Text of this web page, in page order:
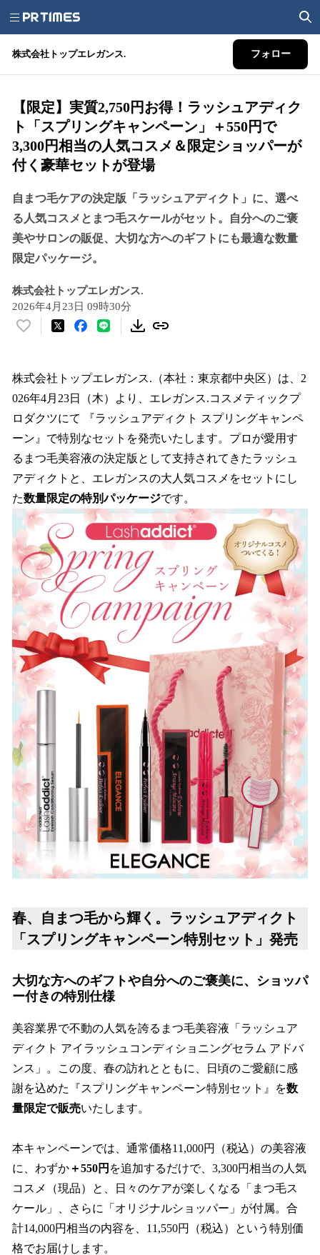
株式会社トップエレガンス. フォロー
【限定】実質2,750円お得！ラッシュアディク
ト「スプリングキャンペーン」＋550円で
3,300円相当の人気コスメ＆限定ショッパーが
付く豪華セットが登場
自まつ毛ケアの決定版「ラッシュアディクト」に、選べ
る人気コスメとまつ毛スケールがセット。自分へのご褒
美やサロンの販促、大切な方へのギフトにも最適な数量
限定パッケージ。
株式会社トップエレガンス.
2026年4月23日 09時30分
い
！
数
を
読
み
込
み
中
で
す
株式会社トップエレガンス.（本社：東京都中央区）は、2
026年4月23日（木）より、エレガンス.コスメティックプ
ロダクツにて 『ラッシュアディクト スプリングキャンペ
ーン』で特別なセットを発売いたします。プロが愛用す
るまつ毛美容液の決定版として支持されてきたラッシュ
アディクトと、エレガンスの大人気コスメをセットにし
た数量限定の特別パッケージです。
春、自まつ毛から輝く。ラッシュアディクト
「スプリングキャンペーン特別セット」発売
大切な方へのギフトや自分へのご褒美に、ショッパ
ー付きの特別仕様
美容業界で不動の人気を誇るまつ毛美容液「ラッシュア
ディクト アイラッシュコンディショニングセラム アドバ
ンス」。この度、春の訪れとともに、日頃のご愛顧に感
謝を込めた『スプリングキャンペーン特別セット』を数
量限定で販売いたします。
本キャンペーンでは、通常価格11,000円（税込）の美容液
に、わずか＋550円 を追加するだけで、3,300円相当の人気
コスメ（現品）と、日々のケアが楽しくなる「まつ毛ス
ケール」、さらに「オリジナルショッパー」が付属。合
計14,000円相当の内容を、11,550円（税込）という特別価
格でお届けします。